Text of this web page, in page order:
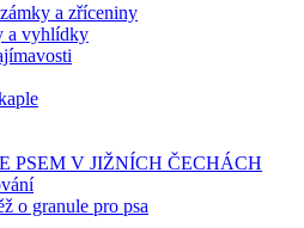
a zříceniny
a vyhlídky
PSEM V JIŽNÍCH ČECHÁCH
o granule pro psa